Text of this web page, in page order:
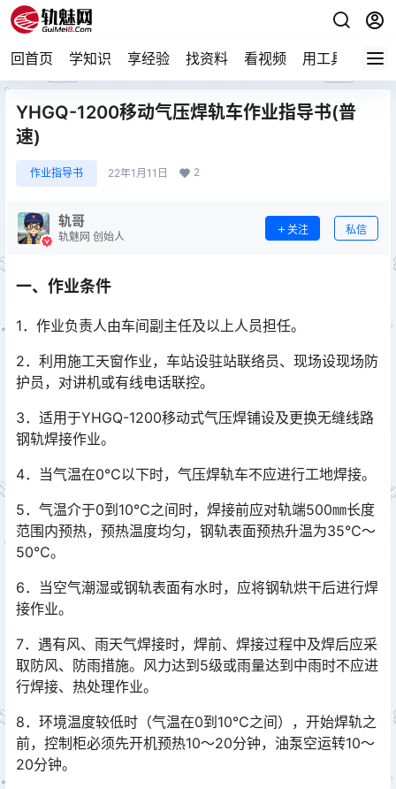
回首页 学知识 享经验 找资料 看视频 用工具 论技
YHGQ-1200移动气压焊轨车作业指导书(普
速)
作业指导书 22年1月11日 2
轨哥
轨魅网 创始人
关注 私信
一、作业条件
1．作业负责人由车间副主任及以上人员担任。
2．利用施工天窗作业，车站设驻站联络员、现场设现场防
护员，对讲机或有线电话联控。
3．适用于YHGQ-1200移动式气压焊铺设及更换无缝线路
钢轨焊接作业。
4．当气温在0℃以下时，气压焊轨车不应进行工地焊接。
5．气温介于0到10℃之间时，焊接前应对轨端500㎜长度
范围内预热，预热温度均匀，钢轨表面预热升温为35℃～
50℃。
6．当空气潮湿或钢轨表面有水时，应将钢轨烘干后进行焊
接作业。
7．遇有风、雨天气焊接时，焊前、焊接过程中及焊后应采
取防风、防雨措施。风力达到5级或雨量达到中雨时不应进
行焊接、热处理作业。
8．环境温度较低时（气温在0到10℃之间），开始焊轨之
前，控制柜必须先开机预热10～20分钟，油泵空运转10～
20分钟。